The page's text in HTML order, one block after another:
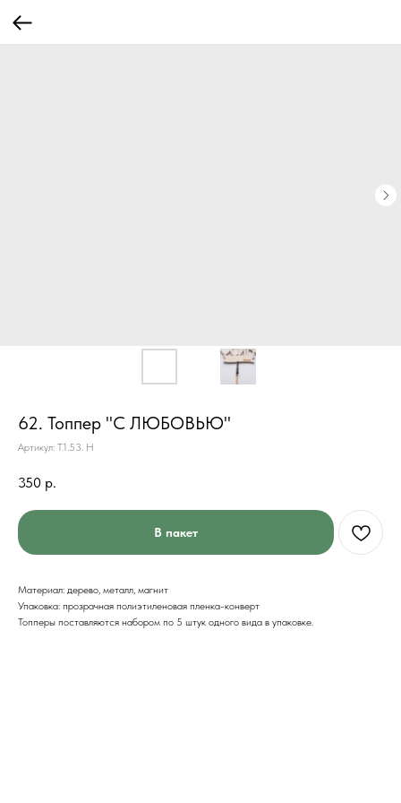
62. Топпер "С ЛЮБОВЬЮ"
Артикул: Т.1.53. Н
350 р.
В пакет
Материал: дерево, металл, магнит
Упаковка: прозрачная полиэтиленовая пленка-конверт
Топперы поставляются набором по 5 штук одного вида в упаковке.